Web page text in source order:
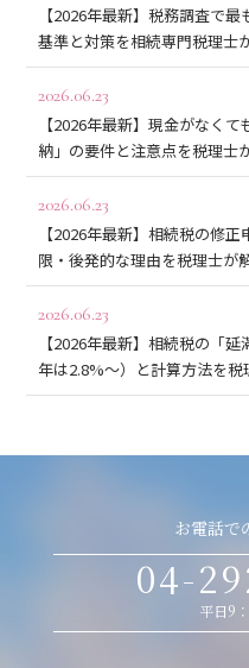
【2026年最新】税務調査で
基準と対策を相続専門税理士
2026.06.23
【2026年最新】現金がなく
納」の要件と注意点を税理士
2026.06.23
【2026年最新】相続税の修
限・後発的な理由を税理士が
2026.06.23
【2026年最新】相続税の「
年は2.8%〜）と計算方法を税
お電話で
04-
平日9